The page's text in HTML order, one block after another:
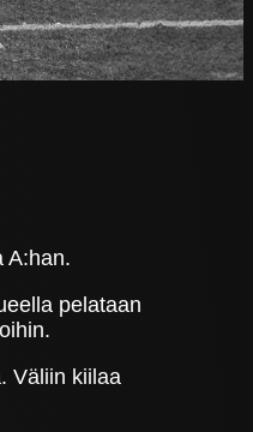
A:han.
pelataan
Väliin kiilaa